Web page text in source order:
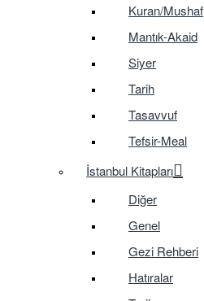
Kuran/Mushaf
Mantık-Akaid
Siyer
Tarih
Tasavvuf
Tefsir-Meal
İstanbul Kitapları
Diğer
Genel
Gezi Rehberi
Hatıralar